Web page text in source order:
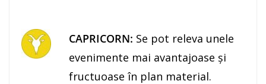
CAPRICORN: Se pot releva unele
evenimente mai avantajoase şi
fructuoase în plan material.